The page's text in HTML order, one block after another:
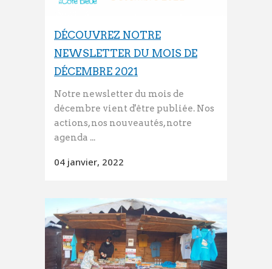
DÉCOUVREZ NOTRE
NEWSLETTER DU MOIS DE
DÉCEMBRE 2021
Notre newsletter du mois de
décembre vient d'être publiée. Nos
actions, nos nouveautés, notre
agenda ...
04 janvier, 2022